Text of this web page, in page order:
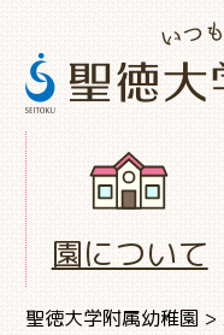
園について
聖徳大学附属幼稚園>